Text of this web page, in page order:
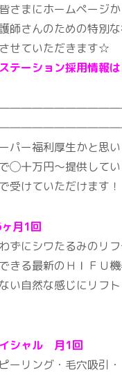
さまにホームページ
師さんのための特別
せていただきます☆
テーション採用情報
パー福利厚生かと思
◯十万円〜提供して
受けていただけます！
月1回
ずにシワたるみのリ
きる最新のＨＩＦＵ機
い自然な感じにリフ
イシャル 月1回
ーリング・毛穴吸引